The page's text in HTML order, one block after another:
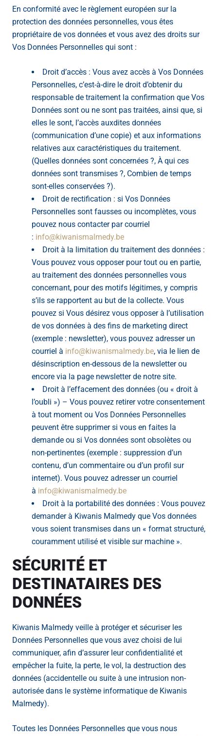
En conformité avec le règlement européen sur la
protection des données personnelles, vous êtes
propriétaire de vos données et vous avez des droits sur
Vos Données Personnelles qui sont :
Droit d’accès : Vous avez accès à Vos Données
Personnelles, c’est-à-dire le droit d’obtenir du
responsable de traitement la confirmation que Vos
Données sont ou ne sont pas traitées, ainsi que, si
elles le sont, l’accès auxdites données
(communication d’une copie) et aux informations
relatives aux caractéristiques du traitement.
(Quelles données sont concernées ?, À qui ces
données sont transmises ?, Combien de temps
sont-elles conservées ?).
Droit de rectification : si Vos Données
Personnelles sont fausses ou incomplètes, vous
pouvez nous contacter par courriel
: info@kiwanismalmedy.be
Droit à la limitation du traitement des données :
Vous pouvez vous opposer pour tout ou en partie,
au traitement des données personnelles vous
concernant, pour des motifs légitimes, y compris
s’ils se rapportent au but de la collecte. Vous
pouvez si Vous désirez vous opposer à l’utilisation
de vos données à des fins de marketing direct
(exemple : newsletter), vous pouvez adresser un
courriel à info@kiwanismalmedy.be, via le lien de
désinscription en-dessous de la newsletter ou
encore via la page newsletter de notre site.
Droit à l’effacement des données (ou « droit à
l’oubli ») – Vous pouvez retirer votre consentement
à tout moment ou Vos Données Personnelles
peuvent être supprimer si vous en faites la
demande ou si Vos données sont obsolètes ou
non-pertinentes (exemple : suppression d’un
contenu, d’un commentaire ou d’un profil sur
internet). Vous pouvez adresser un courriel
à info@kiwanismalmedy.be
Droit à la portabilité des données : Vous pouvez
demander à Kiwanis Malmedy que Vos données
vous soient transmises dans un « format structuré,
couramment utilisé et visible sur machine ».
SÉCURITÉ ET
DESTINATAIRES DES
DONNÉES
Kiwanis Malmedy veille à protéger et sécuriser les
Données Personnelles que vous avez choisi de lui
communiquer, afin d’assurer leur confidentialité et
empêcher la fuite, la perte, le vol, la destruction des
données (accidentelle ou suite à une intrusion non-
autorisée dans le système informatique de Kiwanis
Malmedy).
Toutes les Données Personnelles que vous nous